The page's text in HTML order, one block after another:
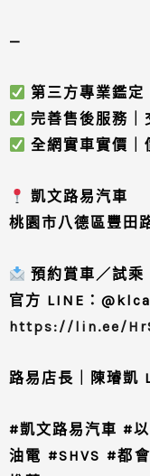
—
第三方專業鑑定
完善售後服務｜
全網實車實價｜
凱文路易汽車
桃園市八德區豐田
預約賞車／試乘
官方 LINE：
https://lin.ee/
路易店長｜陳璿凱
#凱文路易汽車 #
油電 #SHVS #都